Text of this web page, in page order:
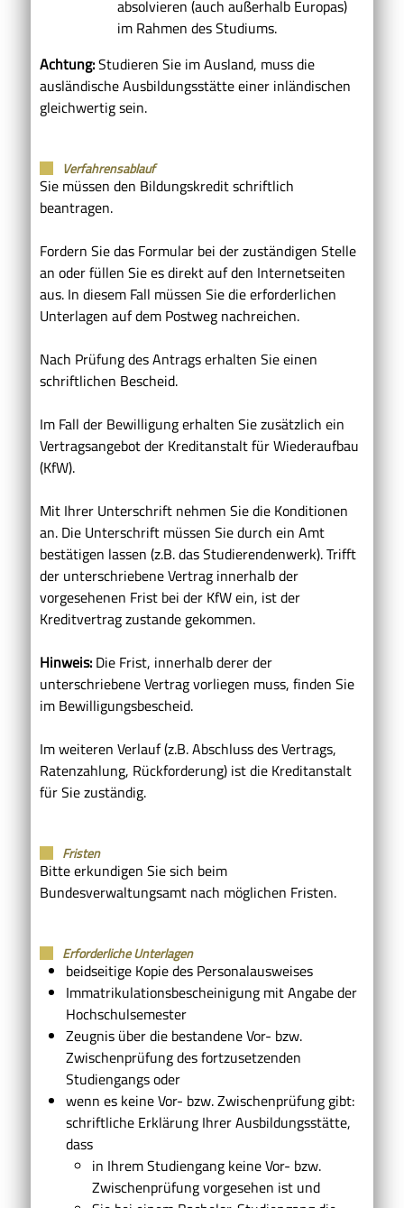
absolvieren (auch außerhalb Europas)
im Rahmen des Studiums.
Achtung:Studieren Sie im Ausland, muss die
ausländische Ausbildungsstätte einer inländischen
gleichwertig sein.
Verfahrensablauf
Sie müssen den Bildungskredit schriftlich
beantragen.
Fordern Sie das Formular bei der zuständigen Stelle
an oder füllen Sie es direkt auf den Internetseiten
aus. In diesem Fall müssen Sie die erforderlichen
Unterlagen auf dem Postweg nachreichen.
Nach Prüfung des Antrags erhalten Sie einen
schriftlichen Bescheid.
Im Fall der Bewilligung erhalten Sie zusätzlich ein
Vertragsangebot der Kreditanstalt für Wiederaufbau
(KfW).
Mit Ihrer Unterschrift nehmen Sie die Konditionen
an. Die Unterschrift müssen Sie durch ein Amt
bestätigen lassen (z.B. das Studierendenwerk). Trifft
der unterschriebene Vertrag innerhalb der
vorgesehenen Frist bei der KfW ein, ist der
Kreditvertrag zustande gekommen.
Hinweis: Die Frist, innerhalb derer der
unterschriebene Vertrag vorliegen muss, finden Sie
im Bewilligungsbescheid.
Im weiteren Verlauf (z.B. Abschluss des Vertrags,
Ratenzahlung, Rückforderung) ist die Kreditanstalt
für Sie zuständig.
Fristen
Bitte erkundigen Sie sich beim
Bundesverwaltungsamt nach möglichen Fristen.
Erforderliche Unterlagen
beidseitige Kopie des Personalausweises
Immatrikulationsbescheinigung mit Angabe der
Hochschulsemester
Zeugnis über die bestandene Vor- bzw.
Zwischenprüfung des fortzusetzenden
Studiengangs oder
wenn es keine Vor- bzw. Zwischenprüfung gibt:
schriftliche Erklärung Ihrer Ausbildungsstätte,
dass
in Ihrem Studiengang keine Vor- bzw.
Zwischenprüfung vorgesehen ist und